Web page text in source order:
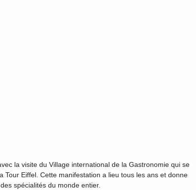
la visite du Village international de la Gastronomie qui se
Tour Eiffel. Cette manifestation a lieu tous les ans et donne
spécialités du monde entier.